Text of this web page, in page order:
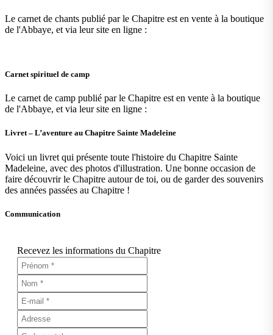
Le carnet de chants publié par le Chapitre est en vente à la boutique
de l'Abbaye, et via leur site en ligne :
Carnet spirituel de camp
Le carnet de camp publié par le Chapitre est en vente à la boutique
de l'Abbaye, et via leur site en ligne :
Livret – L’aventure au Chapitre Sainte Madeleine
Voici un livret qui présente toute l'histoire du Chapitre Sainte
Madeleine, avec des photos d'illustration. Une bonne occasion de
faire découvrir le Chapitre autour de toi, ou de garder des souvenirs
des années passées au Chapitre !
Communication
Recevez les informations du Chapitre